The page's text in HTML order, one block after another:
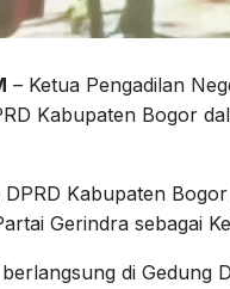
– Ketua Pengadilan
Kabupaten Bogor
Kabupaten
Gerindra sebagai
di Gedung